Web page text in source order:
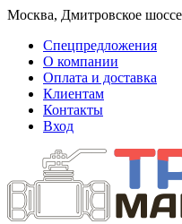
Москва, Дмитровское
Спецпредложения
О компании
Оплата и доставка
Клиентам
Контакты
Вход